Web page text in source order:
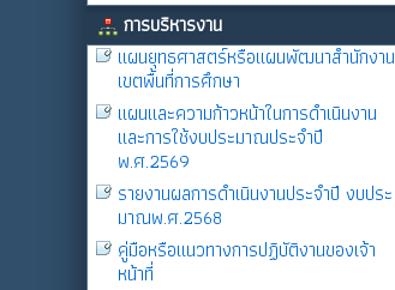
การบริหารงาน
แผนยุทธศาสตร์หรือแผนพัฒนาสำนักงาน
เขตพื้นที่การศึกษา
แผนและความก้าวหน้าในการดำเนินงาน
และการใช้งบประมาณประจำปี
พ.ศ.2569
รายงานผลการดำเนินงานประจำปี งบประ
มาณพ.ศ.2568
คู่มือหรือแนวทางการปฏิบัติงานของเจ้า
หน้าที่